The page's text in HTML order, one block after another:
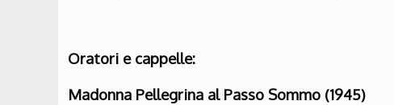
Oratori e cappelle:
Madonna Pellegrina al Passo Sommo (1945)